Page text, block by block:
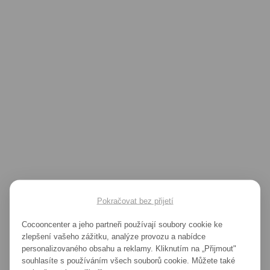
500
Pokračovat bez přijetí
Cocooncenter a jeho partneři používají soubory cookie ke
zlepšení vašeho zážitku, analýze provozu a nabídce
personalizovaného obsahu a reklamy. Kliknutím na „Přijmout"
souhlasíte s používáním všech souborů cookie. Můžete také